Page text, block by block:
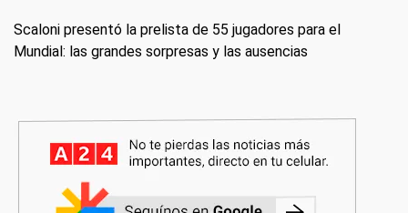
Scaloni presentó la prelista de 55 jugadores para el
Mundial: las grandes sorpresas y las ausencias